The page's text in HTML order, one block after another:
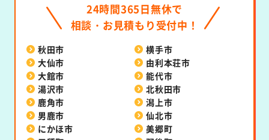
24時間365日無休で
相談・お見積もり受付中！
秋田市
横手市
大仙市
由利本荘市
大館市
能代市
湯沢市
北秋田市
鹿角市
潟上市
男鹿市
仙北市
にかほ市
美郷町